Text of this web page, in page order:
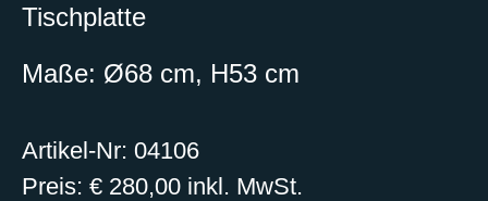
Tischplatte
Maße: Ø68 cm, H53 cm
Artikel-Nr: 04106
Preis: € 280,00 inkl. MwSt.